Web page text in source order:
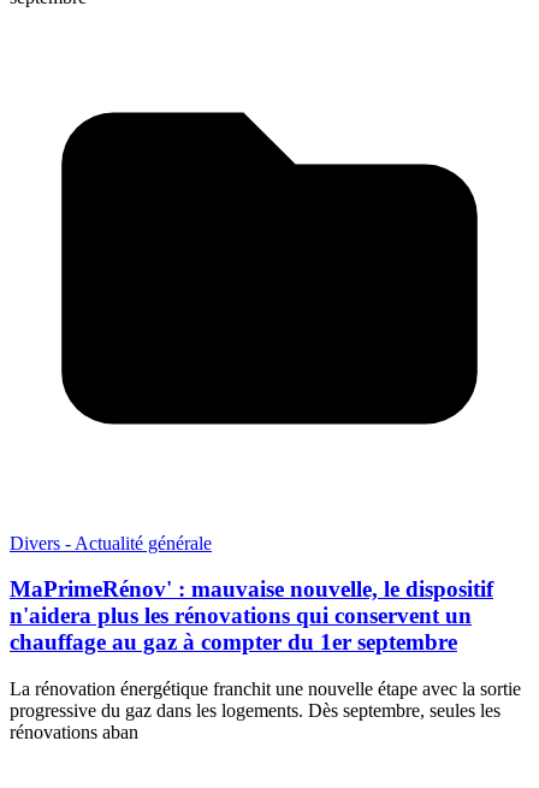
Divers - Actualité générale
MaPrimeRénov' : mauvaise nouvelle, le dispositif
n'aidera plus les rénovations qui conservent un
chauffage au gaz à compter du 1er septembre
La rénovation énergétique franchit une nouvelle étape avec la sortie
progressive du gaz dans les logements. Dès septembre, seules les
rénovations aban